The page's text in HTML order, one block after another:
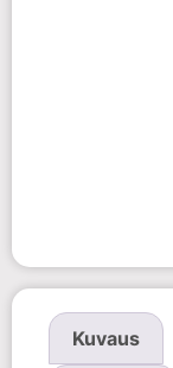
Kuvaus